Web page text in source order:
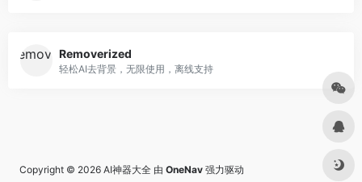
Removerized
轻松AI去背景，无限使用，离线支持
Copyright © 2026 AI神器大全 由 OneNav 强力驱动